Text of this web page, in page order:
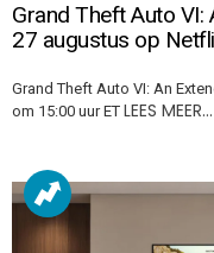
Grand Theft Auto
27 augustus op
Grand Theft Auto VI: An
om 15:00 uur ET LEES MEER…